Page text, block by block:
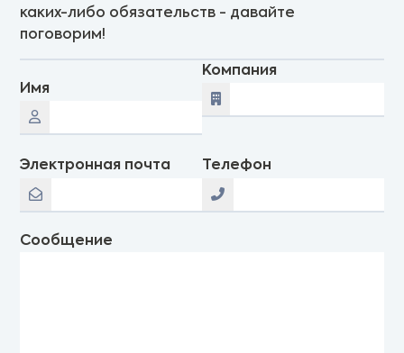
каких-либо обязательств - давайте
поговорим!
Имя
Компания
Электронная почта Телефон
Сообщение